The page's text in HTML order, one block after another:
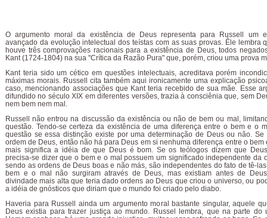
O argumento moral da existência de Deus representa para Russell um
avançado da evolução intelectual dos teístas com as suas provas. Êle lembra
houve três comprovações racionais para a existência de Deus, todos
Kant (1724-1804) na sua "Crítica da Razão Pura" que, porém, criou uma prova
Kant teria sido um cético em questões intelectuais, acreditava porém
máximas morais. Russell cita também aqui ironicamente uma explicação
caso, mencionando associações que Kant teria recebido de sua mãe. Esse
difundido no século XIX em diferentes versões, trazia à consciênia que, sem
nem bem nem mal.
Russell não entrou na discussão da existência ou não de bem ou mal,
questão. Tendo-se certeza da existência de uma diferença entre o bem e o
questão se essa distinção existe por uma determinação de Deus ou não. Se
ordem de Deus, então não há para Deus em si nenhuma diferença entre o bem
mais significa a idéia de que Deus é bom. Se os teólogos dizem que
precisa-se dizer que o bem e o mal possuem um significado independente da
sendo as ordens de Deus boas e não más, são independentes do fato de tê-
bem e o mal não surgiram através de Deus, mas existiam antes de
divindade mais alta que teria dado ordens ao Deus que criou o universo, ou
a idéia de gnósticos que diriam que o mundo foi criado pelo diabo.
Haveria para Russell ainda um argumento moral bastante singular, aquele
Deus existia para trazer justiça ao mundo. Russel lembra, que na parte do